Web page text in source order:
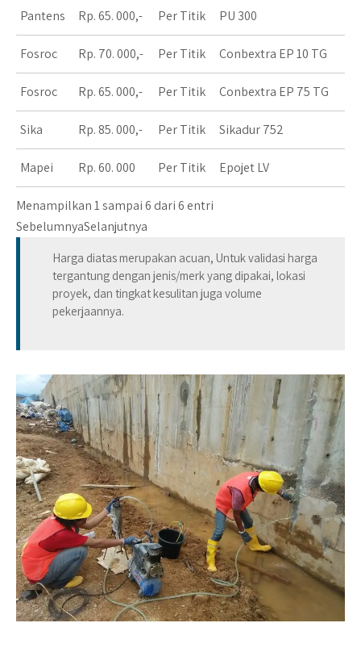
Pantens Rp. 65. 000,- Per Titik PU 300
Fosroc Rp. 70. 000,- Per Titik Conbextra EP 10 TG
Fosroc Rp. 65. 000,- Per Titik Conbextra EP 75 TG
Sika Rp. 85. 000,- Per Titik Sikadur 752
Mapei Rp. 60. 000 Per Titik Epojet LV
Menampilkan 1 sampai 6 dari 6 entri
SebelumnyaSelanjutnya
Harga diatas merupakan acuan, Untuk validasi harga
tergantung dengan jenis/merk yang dipakai, lokasi
proyek, dan tingkat kesulitan juga volume
pekerjaannya.